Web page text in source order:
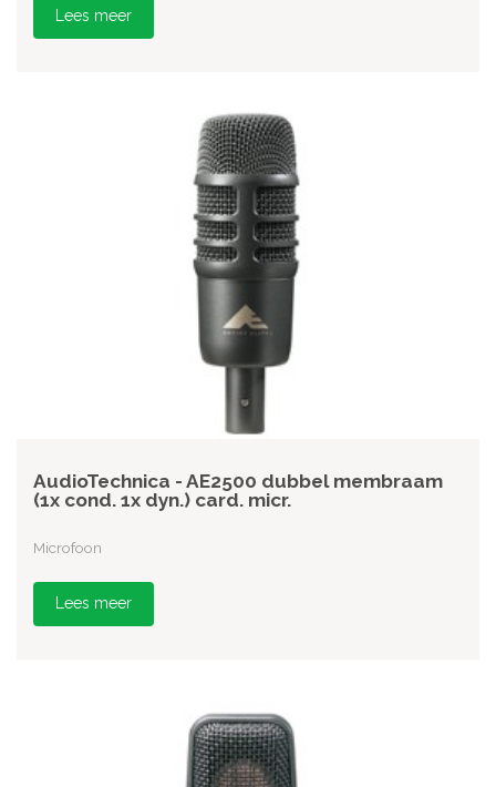
Lees meer
AudioTechnica - AE2500 dubbel membraam
(1x cond. 1x dyn.) card. micr.
Microfoon
Lees meer